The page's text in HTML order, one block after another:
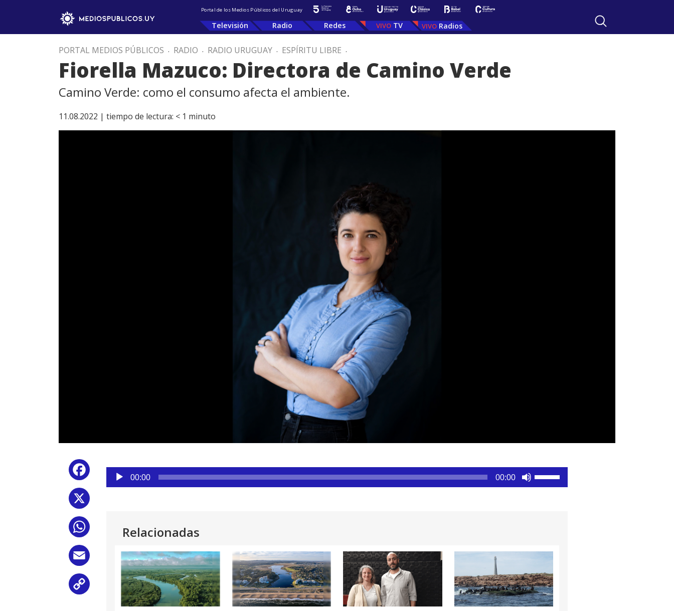
Portal de los Medios Públicos del Uruguay
Televisión Radio Redes TV Radios
PORTAL MEDIOS PÚBLICOS . RADIO . RADIO URUGUAY . ESPÍRITU LIBRE .
Fiorella Mazuco: Directora de Camino Verde
Camino Verde: como el consumo afecta el ambiente.
11.08.2022 | tiempo de lectura: < 1 minuto
Facebook
WhatsApp
Reproductor
audio
00:00 00:00
disminuir
el
volumen.
Relacionadas